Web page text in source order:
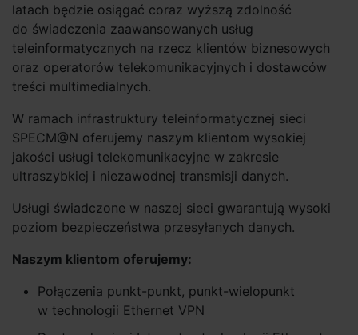
latach będzie osiągać coraz wyższą zdolność
do świadczenia zaawansowanych usług
teleinformatycznych na rzecz klientów biznesowych
oraz operatorów telekomunikacyjnych i dostawców
treści multimedialnych.
W ramach infrastruktury teleinformatycznej sieci
SPECM@N oferujemy naszym klientom wysokiej
jakości usługi telekomunikacyjne w zakresie
ultraszybkiej i niezawodnej transmisji danych.
Usługi świadczone w naszej sieci gwarantują wysoki
poziom bezpieczeństwa przesyłanych danych.
Naszym klientom oferujemy:
Połączenia punkt-punkt, punkt-wielopunkt
w technologii Ethernet VPN